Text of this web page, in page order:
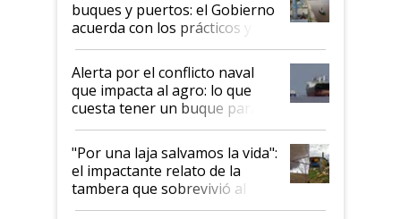
buques y puertos: el Gobierno
acuerda con los prácticos y
suspende el decreto de
desregulación
Alerta por el conflicto naval
que impacta al agro: lo que
cuesta tener un buque parado
y el peligro de que Argentina
pase a ser "país sucio"
"Por una laja salvamos la vida":
el impactante relato de la
tambera que sobrevivió al
tornado